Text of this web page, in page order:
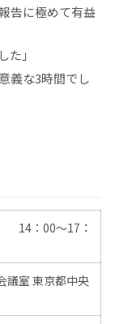
告に極めて有益
た」
義な3時間でし
14：00～17：
議室 東京都中央